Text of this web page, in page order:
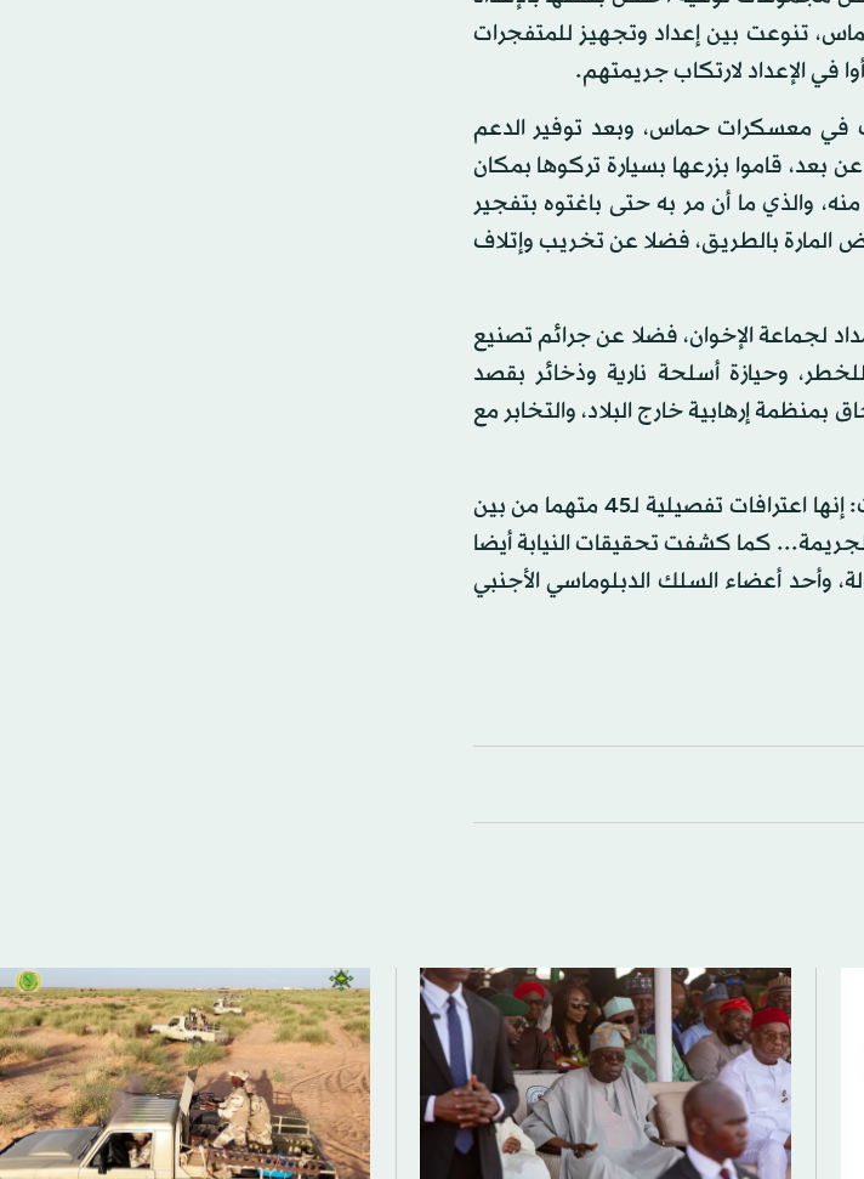
تنوعت بين إعداد وتجهيز للمتفجرات
في الإعداد لارتكاب جريمتهم.
في معسكرات حماس، وبعد توفير الدعم
عن بعد، قاموا بزرعها بسيارة تركوها بمكان
والذي ما أن مر به حتى باغتوه بتفجير
المارة بالطريق، فضلا عن تخريب وإتلاف
لجماعة الإخوان، فضلا عن جرائم تصنيع
وحيازة أسلحة نارية وذخائر بقصد
بمنظمة إرهابية خارج البلاد، والتخابر مع
واستندت النيابة العامة في أمرها بإحالة المتهمين إلى محكمة الجنايات، إلى ما قالت: إنها اعترافات تفصيلية لـ45 متهما من بين
كما كشفت تحقيقات النيابة أيضا
وأحد أعضاء السلك الدبلوماسي الأجنبي